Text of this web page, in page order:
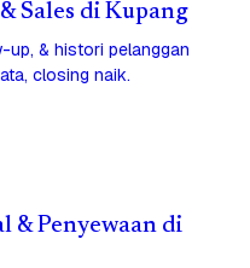
Sales di Kupang
up, & histori pelanggan
closing naik.
& Penyewaan di